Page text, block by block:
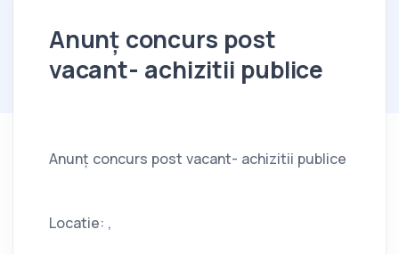
Anunț concurs post
vacant- achizitii publice
Anunț concurs post vacant- achizitii publice
Locatie: ,